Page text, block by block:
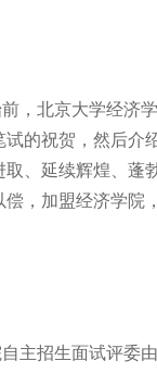
，北京大学经济
试的祝贺，然后介
取、延续辉煌、蓬
偿，加盟经济学院
主招生面试评委